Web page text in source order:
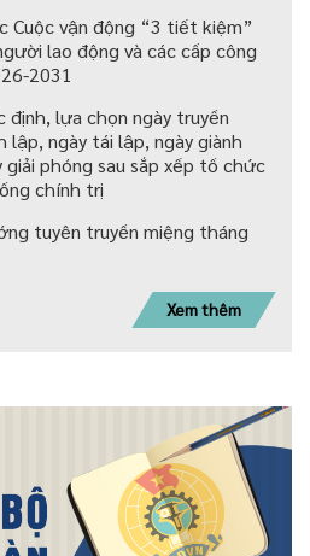
Cuộc vận động “3 tiết kiệm”
lao động và các cấp công
2031
định, lựa chọn ngày truyền
lập, ngày tái lập, ngày giành
giải phóng sau sắp xếp tố chức
chính trị
tuyên truyền miệng tháng
Xem thêm